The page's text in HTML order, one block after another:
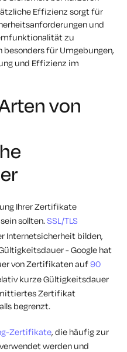
Effizienz sorgt für
und
zu
besonders für Umgebungen,
und Effizienz im
von
Ihrer Zertifikate
sollten.SSL/TLS
Internetsicherheit bilden,
- Google hat
von Zertifikaten auf90
kurze Gültigkeitsdauer
Zertifikat
begrenzt.
Zertifikate, die häufig zur
werden und